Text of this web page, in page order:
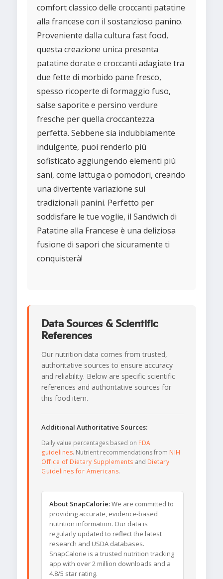
comfort classico delle croccanti patatine
alla francese con il sostanzioso panino.
Proveniente dalla cultura fast food,
questa creazione unica presenta
patatine dorate e croccanti adagiate tra
due fette di morbido pane fresco,
spesso ricoperte di formaggio fuso,
salse saporite e persino verdure
fresche per quella croccantezza
perfetta. Sebbene sia indubbiamente
indulgente, puoi renderlo più
sofisticato aggiungendo elementi più
sani, come lattuga o pomodori, creando
una divertente variazione sui
tradizionali panini. Perfetto per
soddisfare le tue voglie, il Sandwich di
Patatine alla Francese è una deliziosa
fusione di sapori che sicuramente ti
conquisterà!
Data Sources & Scientific
References
Our nutrition data comes from trusted,
authoritative sources to ensure accuracy
and reliability. Below are specific scientific
references and authoritative sources for
this food item.
Additional Authoritative Sources:
Daily value percentages based on FDA
guidelines. Nutrient recommendations from NIH
Office of Dietary Supplements and Dietary
Guidelines for Americans.
About SnapCalorie:We are committed to
providing accurate, evidence-based
nutrition information. Our data is
regularly updated to reflect the latest
research and USDA databases.
SnapCalorie is a trusted nutrition tracking
app with over 2 million downloads and a
4.8/5 star rating.